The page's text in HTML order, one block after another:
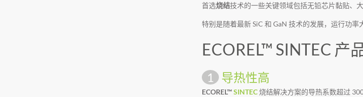
首选烧结技术的一些关键领域包括无铅芯片黏贴、
特别是随着最新 SiC 和 GaN 技术的发展，运行功
ECOREL™ SINTEC 产
1 导热性高
ECOREL™SINTEC 烧结解决方案的导热系数超过